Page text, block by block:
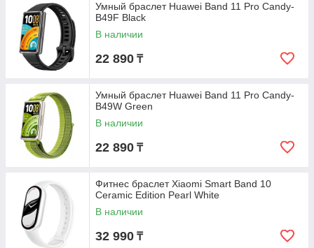
Умный браслет Huawei Band 11 Pro Candy-
B49F Black
В наличии
22 890 ₸
Умный браслет Huawei Band 11 Pro Candy-
B49W Green
В наличии
22 890 ₸
Фитнес браслет Xiaomi Smart Band 10
Ceramic Edition Pearl White
В наличии
32 990 ₸